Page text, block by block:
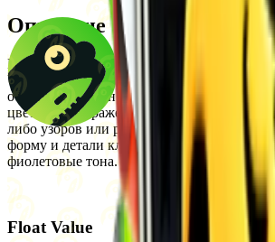
Описание
Нож Bowie имеет твёрдое сплошное
Ultraviolet и выполнен в сочетании
оттенков. Дизайн характеризуется
цветами и выраженной визуальной
либо узоров или рисунков. Сплошное
форму и детали клинка с акцентом на
фиолетовые тона.
Float Value